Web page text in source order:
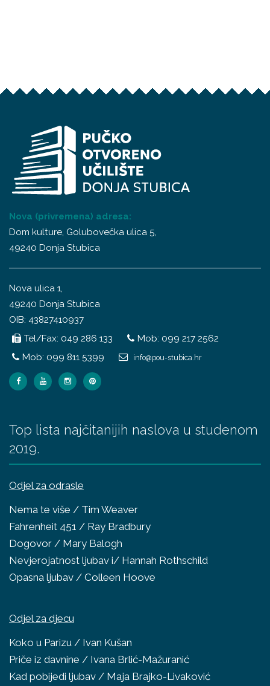
Nova (privremena) adresa:
Dom kulture, Golubovečka ulica 5,
49240 Donja Stubica
Nova ulica 1,
49240 Donja Stubica
OIB: 43827410937
Tel/Fax: 049 286 133
Mob: 099 217 2562
Mob: 099 811 5399
info@pou-stubica.hr
Top lista najčitanijih naslova u studenom
2019.
Odjel za odrasle
Nema te više / Tim Weaver
Fahrenheit 451 / Ray Bradbury
Dogovor / Mary Balogh
Nevjerojatnost ljubav i/ Hannah Rothschild
Opasna ljubav / Colleen Hoove
Odjel za djecu
Koko u Parizu / Ivan Kušan
Priče iz davnine / Ivana Brlić-Mažuranić
Kad pobijedi ljubav / Maja Brajko-Livaković